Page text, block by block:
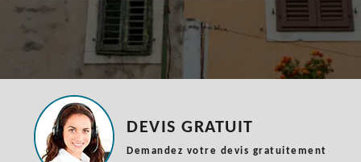
DEVIS GRATUIT
Demandez votre devis gratuitement